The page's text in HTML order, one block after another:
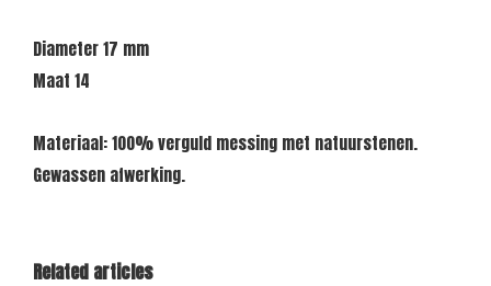
Diameter 17 mm
Maat 14
Materiaal: 100% verguld messing met natuurstenen.
Gewassen afwerking.
Related articles